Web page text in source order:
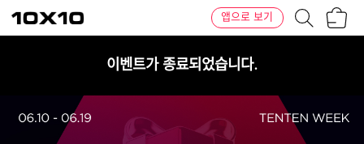
텐
바
앱으로 보기
이벤트가 종료되었습니다.